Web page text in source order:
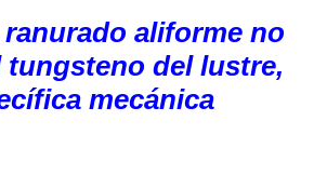
aliforme no
tungsteno del lustre,
mecánica